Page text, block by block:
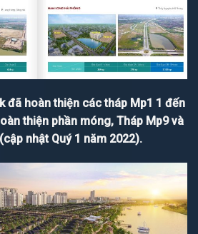
đã hoàn thiện các tháp Mp1 1 đến
thiện phần móng, Tháp Mp9 và
nhật Quý 1 năm 2022).